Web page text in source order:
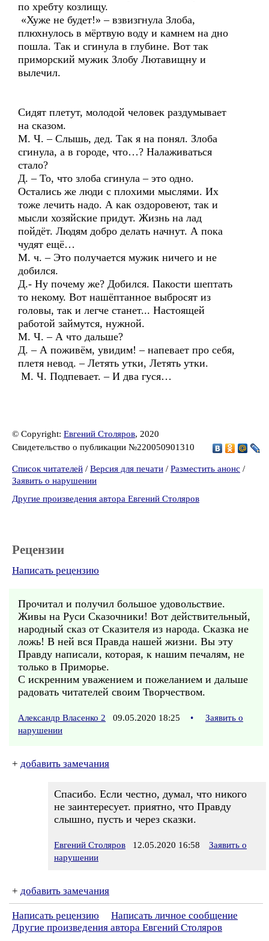
по хребту козлищу.
«Хуже не будет!» – взвизгнула Злоба,
плюхнулось в мёртвую воду и камнем на дно
пошла. Так и сгинула в глубине. Вот так
приморский мужик Злобу Лютавищну и
вылечил.
Сидят плетут, молодой человек раздумывает
на сказом.
М. Ч. – Слышь, дед. Так я на понял. Злоба
сгинула, а в городе, что…? Налаживаться
стало?
Д. – То, что злоба сгинула – это одно.
Остались же люди с плохими мыслями. Их
тоже лечить надо. А как оздоровеют, так и
мысли хозяйские придут. Жизнь на лад
пойдёт. Людям добро делать начнут. А пока
чудят ещё…
М. ч. – Это получается мужик ничего и не
добился.
Д.- Ну почему же? Добился. Пакости шептать
то некому. Вот нашёптанное выбросят из
головы, так и легче станет... Настоящей
работой займутся, нужной.
М. Ч. – А что дальше?
Д. – А поживём, увидим! – напевает про себя,
плетя невод. – Летять утки, Летять утки.
М. Ч. Подпевает. – И два гуся…
© Copyright: Евгений Столяров, 2020
Свидетельство о публикации №220050901310
Список читателей / Версия для печати / Разместить анонс /
Заявить о нарушении
Другие произведения автора Евгений Столяров
Рецензии
Написать рецензию
Прочитал и получил большое удовольствие.
Живы на Руси Сказочники! Вот действительный,
народный сказ от Сказителя из народа. Сказка не
ложь! В ней вся Правда нашей жизни. Вы эту
Правду написали, которая, к нашим печалям, не
только в Приморье.
С искренним уважением и пожеланием и дальше
радовать читателей своим Творчеством.
Александр Власенко 2 09.05.2020 18:25 •
Заявить о
нарушении
+ добавить замечания
Спасибо. Если честно, думал, что никого
не заинтересует. приятно, что Правду
слышно, пусть и через сказки.
Евгений Столяров 12.05.2020 16:58
Заявить о
нарушении
+ добавить замечания
Написать рецензию
Написать личное сообщение
Другие произведения автора Евгений Столяров